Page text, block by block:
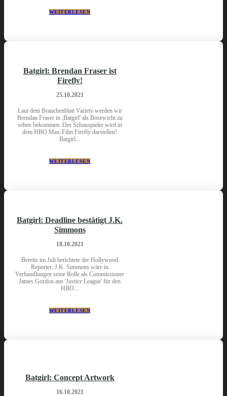
WEITERLESEN
Batgirl: Brendan Fraser ist
Firefly!
25.10.2021
Laut dem Branchenblatt Variety werden wir
Brendan Fraser in ,Batgirl' als Bösewicht zu
sehen bekommen. Der Schauspieler wird in
dem HBO Max-Film Firefly darstellen!
Batgirl...
WEITERLESEN
Batgirl: Deadline bestätigt J.K.
Simmons
18.10.2021
Bereits im Juli berichtete der Hollywood
Reporter, J.K. Simmons wäre in
Verhandlungen seine Rolle als Commissioner
James Gordon aus 'Justice League' für den
HBO...
WEITERLESEN
Batgirl: Concept Artwork
16.10.2021